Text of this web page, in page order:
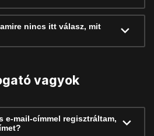
nincs itt válasz, mit
vagyok
e-mail-címmel regisztráltam,